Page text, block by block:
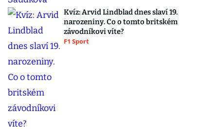
Kvíz: Arvid Lindblad dnes slaví 19.
narozeniny. Co o tomto britském
závodníkovi víte?
F1 Sport